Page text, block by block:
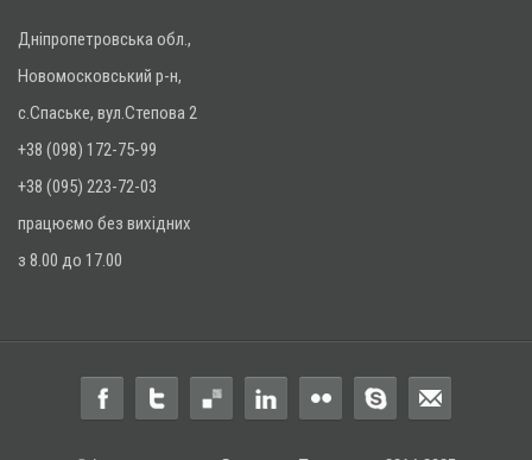
Дніпропетровська обл.,
Новомосковський р-н,
с.Спаське, вул.Степова 2
+38 (098) 172-75-99
+38 (095) 223-72-03
працюємо без вихідних
з 8.00 до 17.00